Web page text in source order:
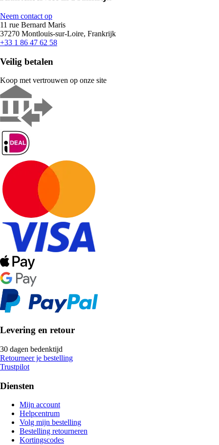
Neem contact op
11 rue Bernard Maris
37270 Montlouis-sur-Loire, Frankrijk
+33 1 86 47 62 58
Veilig betalen
Koop met vertrouwen op onze site
Levering en retour
30 dagen bedenktijd
Retourneer je bestelling
Trustpilot
Diensten
Mijn account
Helpcentrum
Volg mijn bestelling
Bestelling retourneren
Kortingscodes